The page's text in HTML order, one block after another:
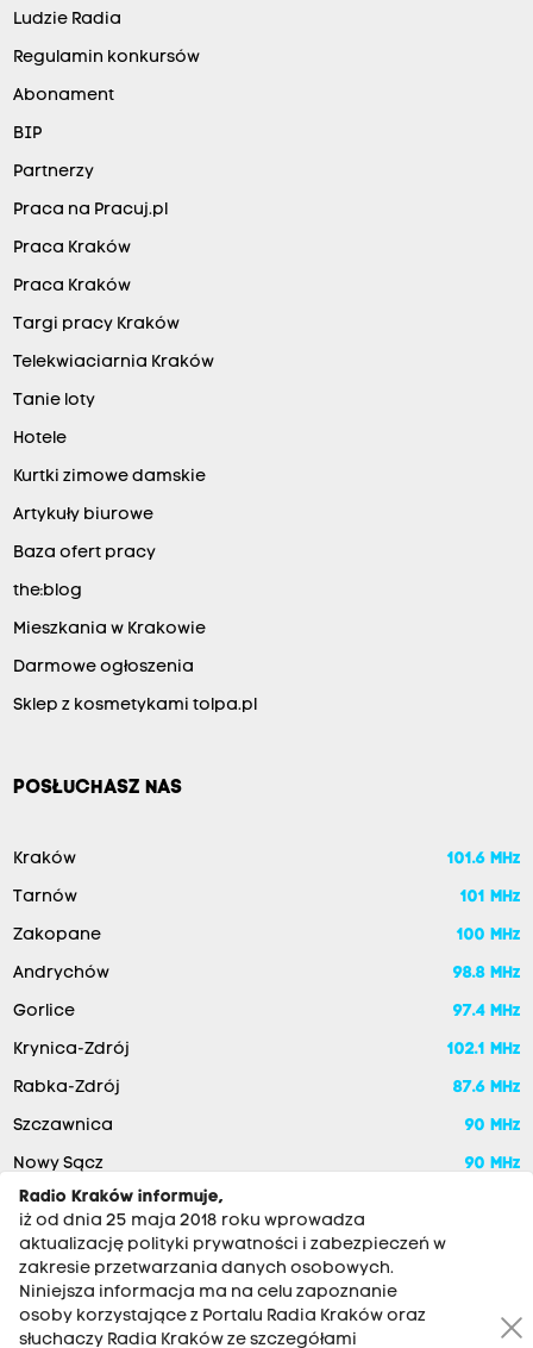
Ludzie Radia
Regulamin konkursów
Abonament
BIP
Partnerzy
Praca na Pracuj.pl
Praca Kraków
Praca Kraków
Targi pracy Kraków
Telekwiaciarnia Kraków
Tanie loty
Hotele
Kurtki zimowe damskie
Artykuły biurowe
Baza ofert pracy
the:blog
Mieszkania w Krakowie
Darmowe ogłoszenia
Sklep z kosmetykami tolpa.pl
POSŁUCHASZ NAS
Kraków 101.6 MHz
Tarnów 101 MHz
Zakopane 100 MHz
Andrychów 98.8 MHz
Gorlice 97.4 MHz
Krynica-Zdrój 102.1 MHz
Rabka-Zdrój 87.6 MHz
Szczawnica 90 MHz
Nowy Sącz
90 MHz
Radio Kraków informuje,
iż od dnia 25 maja 2018 roku wprowadza
aktualizację polityki prywatności i zabezpieczeń w
zakresie przetwarzania danych osobowych.
Niniejsza informacja ma na celu zapoznanie
osoby korzystające z Portalu Radia Kraków oraz
słuchaczy Radia Kraków ze szczegółami